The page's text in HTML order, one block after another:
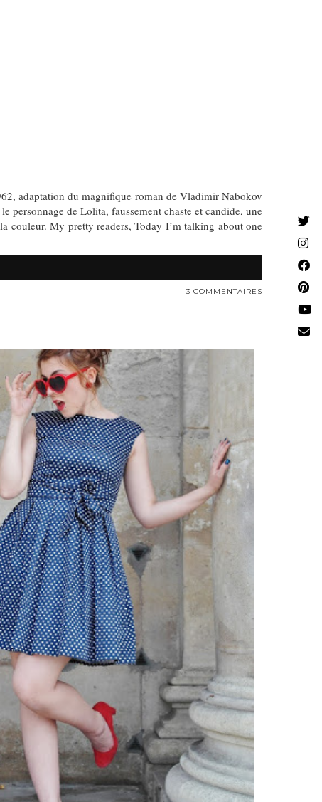
adaptation du magnifique roman de Vladimir Nabokov
personnage de Lolita, faussement chaste et candide, une
couleur. My pretty readers, Today I’m talking about one
3 COMMENTAIRES